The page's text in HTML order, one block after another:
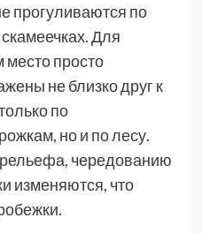
прогуливаются по
Для
место просто
не близко друг к
по
но и по лесу.
чередованию
изменяются, что